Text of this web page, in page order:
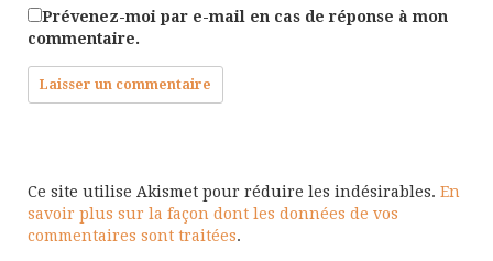
Prévenez-moi par e-mail en cas de réponse à mon
commentaire.
Ce site utilise Akismet pour réduire les indésirables. En
savoir plus sur la façon dont les données de vos
commentaires sont traitées.